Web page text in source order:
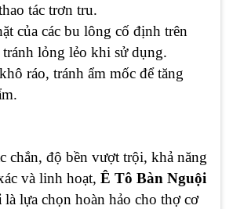
tác trơn tru.
của các bu lông cố định trên
tránh lỏng lẻo khi sử dụng.
ráo, tránh ẩm mốc để tăng
chắn, độ bền vượt trội, khả năng
và linh hoạt, Ê Tô Bàn Nguội
là lựa chọn hoàn hảo cho thợ cơ